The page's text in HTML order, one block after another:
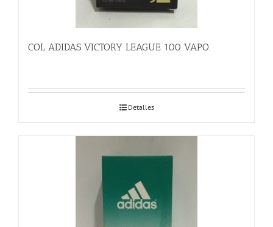
COL ADIDAS VICTORY LEAGUE 100 VAPO.
Detalles